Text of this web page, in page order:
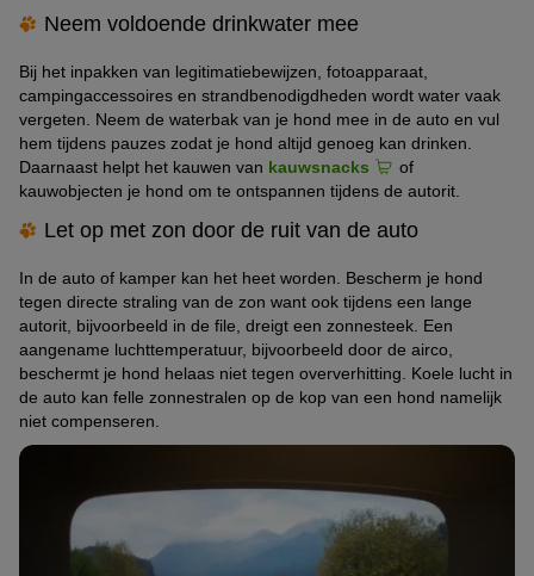
Neem voldoende drinkwater mee
Bij het inpakken van legitimatiebewijzen, fotoapparaat,
campingaccessoires en strandbenodigdheden wordt water vaak
vergeten. Neem de waterbak van je hond mee in de auto en vul
hem tijdens pauzes zodat je hond altijd genoeg kan drinken.
Daarnaast helpt het kauwen van kauwsnacks
of
kauwobjecten je hond om te ontspannen tijdens de autorit.
Let op met zon door de ruit van de auto
In de auto of kamper kan het heet worden. Bescherm je hond
tegen directe straling van de zon want ook tijdens een lange
autorit, bijvoorbeeld in de file, dreigt een zonnesteek. Een
aangename luchttemperatuur, bijvoorbeeld door de airco,
beschermt je hond helaas niet tegen oververhitting. Koele lucht in
de auto kan felle zonnestralen op de kop van een hond namelijk
niet compenseren.